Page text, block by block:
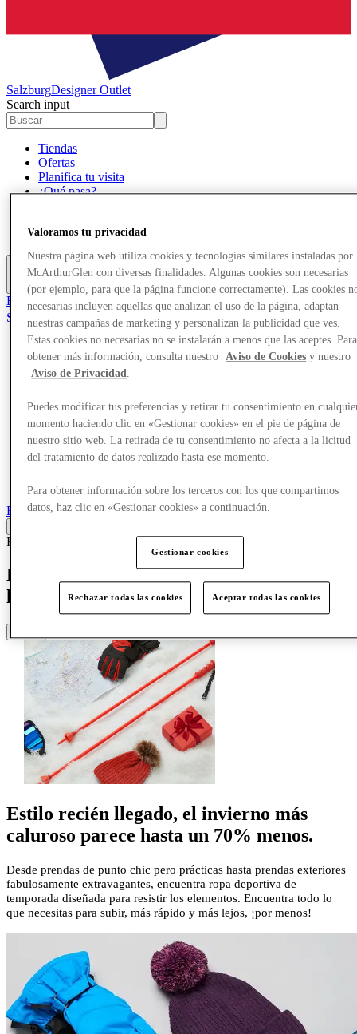
SalzburgDesigner Outlet
Search input
Tiendas
Ofertas
Planifica tu visita
¿Qué pasa?
Servicios
Más
El Club
Salvado
es
Tiendas
Ofertas
¿Qué pasa?
Tarjetas regalo
Servicios
Back
Ropa deportiva
Deportes de invierno y actividades al aire
libre
Estilo recién llegado, el invierno más
caluroso parece hasta un 70% menos.
Desde prendas de punto chic pero prácticas hasta prendas exteriores
fabulosamente extravagantes, encuentra ropa deportiva de
temporada diseñada para resistir los elementos. Encuentra todo lo
que necesitas para subir, más rápido y más lejos, ¡por menos!
Valoramos tu privacidad
Nuestra página web utiliza cookies y tecnologías similares instaladas por
McArthurGlen con diversas finalidades. Algunas cookies son necesarias
(por ejemplo, para que la página funcione correctamente). Las cookies
necesarias incluyen aquellas que analizan el uso de la página, adaptan
nuestras campañas de marketing y personalizan la publicidad que ves.
Estas cookies no necesarias no se instalarán a menos que las aceptes. Para
obtener más información, consulta nuestro
Aviso de Cookies y nuestro
Aviso de Privacidad.
Puedes modificar tus preferencias y retirar tu consentimiento en
momento haciendo clic en «Gestionar cookies» en el pie de página de
nuestro sitio web. La retirada de tu consentimiento no afecta a la licitud
del tratamiento de datos realizado hasta ese momento.
Para obtener información sobre los terceros con los que compartimos
datos, haz clic en «Gestionar cookies» a continuación.
Gestionar cookies
Rechazar todas las cookies Aceptar todas las cookies